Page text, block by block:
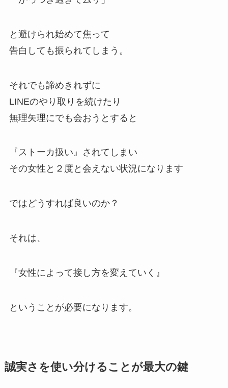
と避けられ始めて焦って
告白しても振られてしまう。
それでも諦めきれずに
LINEのやり取りを続けたり
無理矢理にでも会おうとすると
『ストーカ扱い』されてしまい
その女性と２度と会えない状況になります
ではどうすれば良いのか？
それは、
『女性によって接し方を変えていく』
ということが必要になります。
誠実さを使い分けることが最大の鍵